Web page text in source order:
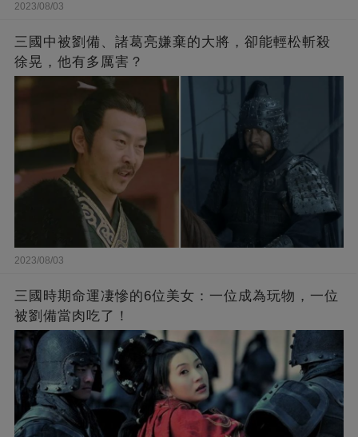
2023/08/03
三國中被劉備、諸葛亮嫌棄的大將，卻能輕松斬殺
徐晃，他有多厲害？
2023/08/03
三國時期命運凄慘的6位美女：一位成為玩物，一位
被劉備當肉吃了！